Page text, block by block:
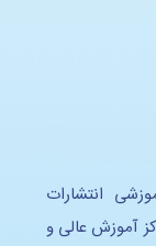
انتشارات
آموزش عالی و